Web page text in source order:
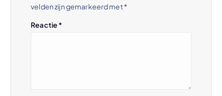
velden zijn gemarkeerd met*
Reactie *